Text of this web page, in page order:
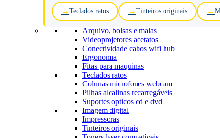
Teclados ratos Tinteiros originais
Arquivo, bolsas e malas
Videoprojetores acetatos
Conectividade cabos wifi hub
Ergonomia
Fitas para maquinas
Teclados ratos
Colunas microfones webcam
Pilhas alcalinas recarregáveis
Suportes opticos cd e dvd
Imagem digital
Impressoras
Tinteiros originais